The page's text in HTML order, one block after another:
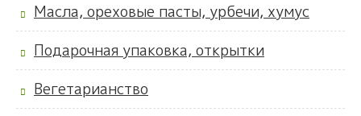
Масла, ореховые пасты, урбечи, хумус
Подарочная упаковка, открытки
Вегетарианство